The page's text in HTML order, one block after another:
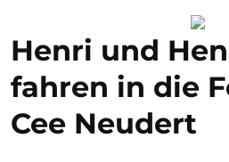
Henri und
fahren in die
Cee Neudert